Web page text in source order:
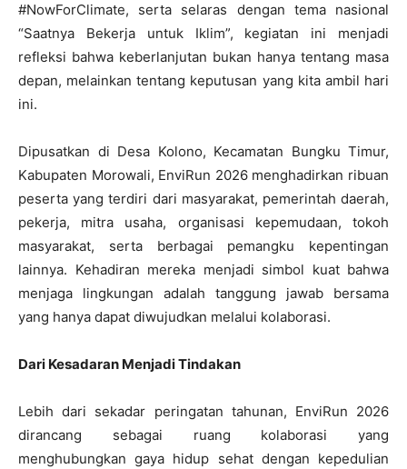
#NowForClimate, serta selaras dengan tema nasional
“Saatnya Bekerja untuk Iklim”, kegiatan ini menjadi
refleksi bahwa keberlanjutan bukan hanya tentang masa
depan, melainkan tentang keputusan yang kita ambil hari
ini.
Dipusatkan di Desa Kolono, Kecamatan Bungku Timur,
Kabupaten Morowali, EnviRun 2026 menghadirkan ribuan
peserta yang terdiri dari masyarakat, pemerintah daerah,
pekerja, mitra usaha, organisasi kepemudaan, tokoh
masyarakat, serta berbagai pemangku kepentingan
lainnya. Kehadiran mereka menjadi simbol kuat bahwa
menjaga lingkungan adalah tanggung jawab bersama
yang hanya dapat diwujudkan melalui kolaborasi.
Dari Kesadaran Menjadi Tindakan
Lebih dari sekadar peringatan tahunan, EnviRun 2026
dirancang sebagai ruang kolaborasi yang
menghubungkan gaya hidup sehat dengan kepedulian